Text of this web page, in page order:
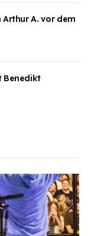
A. vor dem
Benedikt